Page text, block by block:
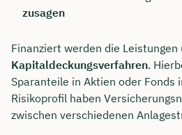
zusagen
Finanziert werden die
Kapitaldeckungsverfahren.
Sparanteile in Aktien oder Fonds
Risikoprofil haben
zwischen verschiedenen
Kostenfrei & unverbindlich
🗓️ Wählen Sie jetzt Ihren